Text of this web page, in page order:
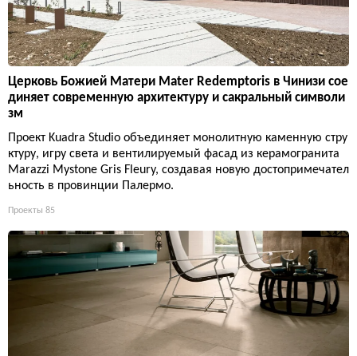
Церковь Божией Матери Mater Redemptoris в Чинизи сое
диняет современную архитектуру и сакральный символи
зм
Проект Kuadra Studio объединяет монолитную каменную стру
ктуру, игру света и вентилируемый фасад из керамогранита
Marazzi Mystone Gris Fleury, создавая новую достопримечател
ьность в провинции Палермо.
Проекты 85